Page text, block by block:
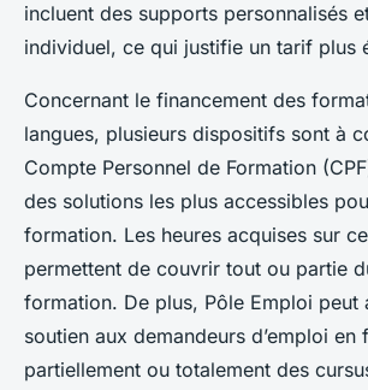
incluent des supports personnalisés
individuel, ce qui justifie un tarif plus
Concernant le financement des
langues, plusieurs dispositifs sont à
Compte Personnel de Formation
des solutions les plus accessibles
formation. Les heures acquises sur
permettent de couvrir tout ou partie
formation. De plus, Pôle Emploi peut
soutien aux demandeurs d’emploi en
partiellement ou totalement des